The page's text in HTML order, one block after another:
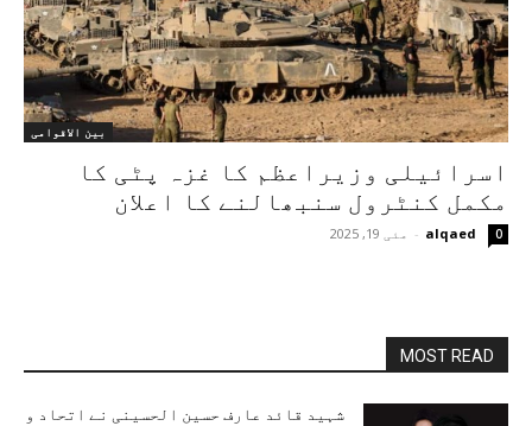
بین الاقوامی
اسرائیلی وزیراعظم کا غزہ پٹی کا
مکمل کنٹرول سنبھالنے کا اعلان
alqaed
- مئی 19, 2025 0
MOST READ
شہید قائد عارف حسین الحسینی نے اتحاد و